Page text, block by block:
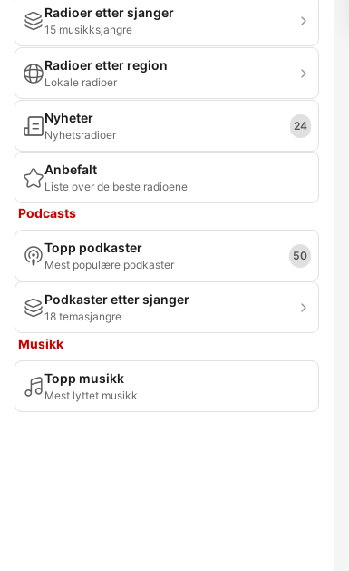
Radioer etter sjanger
15 musikksjangre
Radioer etter region
Lokale radioer
Nyheter
Nyhetsradioer
24
Anbefalt
Liste over de beste radioene
Podcasts
Topp podkaster
Mest populære podkaster
50
Podkaster etter sjanger
18 temasjangre
Musikk
Topp musikk
Mest lyttet musikk